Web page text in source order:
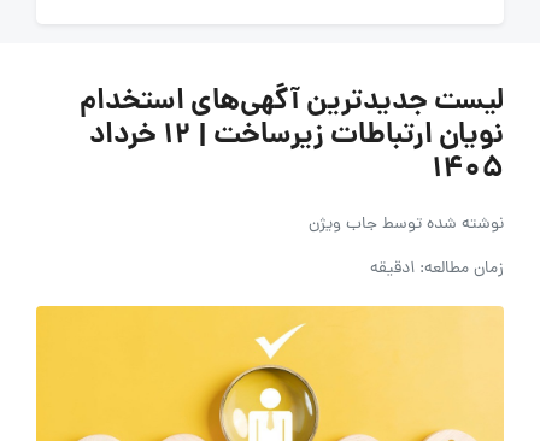
لیست جدیدترین آگهی‌های استخدام
نویان ارتباطات زیرساخت | ۱۲ خرداد
۱۴۰۵
نوشته شده توسطجاب ویژن
زمان مطالعه: 1دقیقه